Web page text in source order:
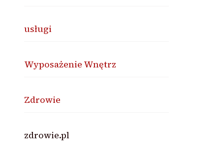
usługi
Wyposażenie Wnętrz
Zdrowie
zdrowie.pl